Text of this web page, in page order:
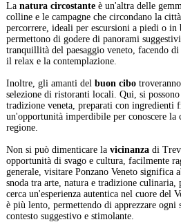
La natura circostanteè un'altra delle
colline e le campagne che circondano la
percorrere, ideali per escursioni a piedi o in
permettono di godere di panorami
tranquillità del paesaggio veneto, facendo
il relax e la contemplazione.
Inoltre, gli amanti del buon cibo
selezione di ristoranti locali. Qui, si
tradizione veneta, preparati con ingredienti
un'opportunità imperdibile per conoscere la
regione.
Non si può dimenticare la vicinanzadi
opportunità di svago e cultura, facilmente
generale, visitare Ponzano Veneto significa
snoda tra arte, natura e tradizione culinaria,
cerca un'esperienza autentica nel cuore del
è più lento, permettendo di apprezzare
contesto suggestivo e stimolante.